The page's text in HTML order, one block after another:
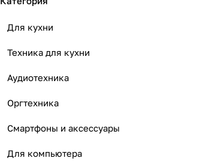
Для кухни
Техника для кухни
Аудиотехника
Оргтехника
Смартфоны и аксессуары
Для компьютера